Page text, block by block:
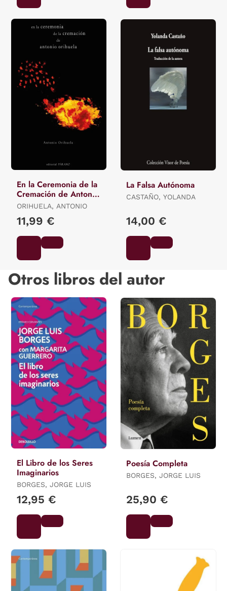
En la Ceremonia de la
Cremación de Antonio
Orihuela
ORIHUELA, ANTONIO
11,99 €
La Falsa Autónoma
CASTAÑO, YOLANDA
14,00 €
Otros libros del autor
El Libro de los Seres
Imaginarios
BORGES, JORGE LUIS
12,95 €
Poesía Completa
BORGES, JORGE LUIS
25,90 €